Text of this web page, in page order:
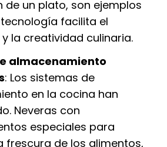
de un plato, son ejemplos
facilita el
la creatividad culinaria.
almacenamiento
: Los sistemas de
en la cocina han
Neveras con
especiales para
frescura de los alimentos,